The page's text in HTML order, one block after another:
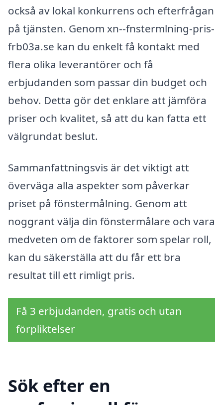
också av lokal konkurrens och efterfrågan
på tjänsten. Genom xn--fnstermlning-pris-
frb03a.se kan du enkelt få kontakt med
flera olika leverantörer och få
erbjudanden som passar din budget och
behov. Detta gör det enklare att jämföra
priser och kvalitet, så att du kan fatta ett
välgrundat beslut.
Sammanfattningsvis är det viktigt att
överväga alla aspekter som påverkar
priset på fönstermålning. Genom att
noggrant välja din fönstermålare och vara
medveten om de faktorer som spelar roll,
kan du säkerställa att du får ett bra
resultat till ett rimligt pris.
Få 3 erbjudanden, gratis och utan
förpliktelser
Sök efter en